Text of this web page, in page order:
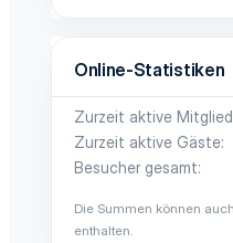
Online-Statistiken
Zurzeit aktive
Zurzeit aktive Gäste
Besucher gesamt
Die Summen können
enthalten.